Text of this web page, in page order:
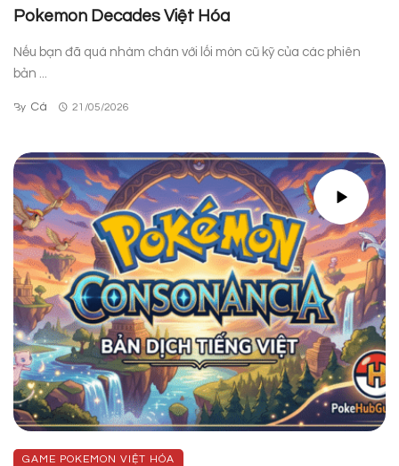
Pokemon Decades Việt Hóa
Nếu bạn đã quá nhàm chán với lối mòn cũ kỹ của các phiên
bản ...
By Cá 21/05/2026
GAME POKEMON VIỆT HÓA